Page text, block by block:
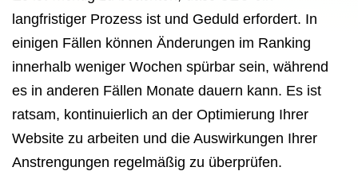
langfristiger Prozess ist und Geduld erfordert. In
einigen Fällen können Änderungen im Ranking
innerhalb weniger Wochen spürbar sein, während
es in anderen Fällen Monate dauern kann. Es ist
ratsam, kontinuierlich an der Optimierung Ihrer
Website zu arbeiten und die Auswirkungen Ihrer
Anstrengungen regelmäßig zu überprüfen.